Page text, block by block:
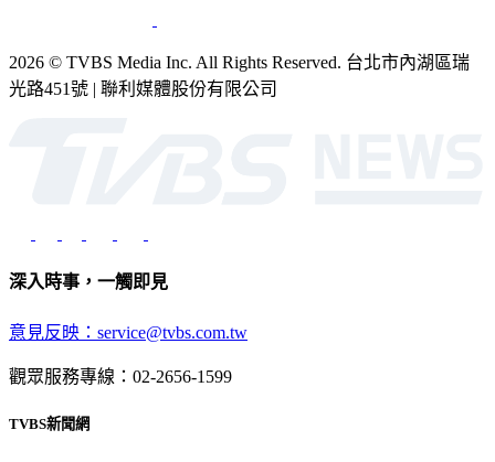
2026 © TVBS Media Inc. All Rights Reserved. 台北市內湖區瑞
光路451號 | 聯利媒體股份有限公司
深入時事，一觸即見
意見反映：service@tvbs.com.tw
觀眾服務專線：02-2656-1599
TVBS新聞網